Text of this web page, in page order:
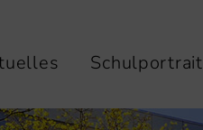
Schulportrait